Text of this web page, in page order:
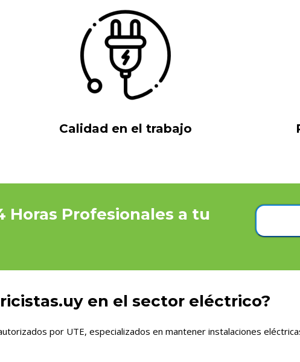
Calidad en el trabajo
Horas Profesionales a tu
en el sector eléctrico?
por UTE, especializados en mantener instalaciones